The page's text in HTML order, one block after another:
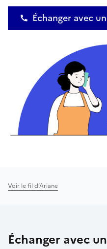
Échanger avec
Voir le fil d’Ariane
Échanger avec